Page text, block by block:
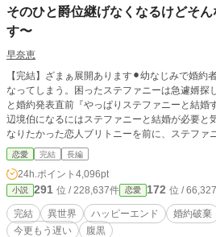
そのひと爵位継げなくなるけどそ
す〜
早奈恵
【完結】ざまぁ展開あります⚫︎幼なじみで婚約
なってしまう。困ったステファニーは急遽婿探
と婚約発表直前『やっぱりステファニーと結婚
辺境伯になるにはステファニーと結婚が必要と
なりたかった恋人ブリトニーを前に、ステファ
と共に対抗する。⚫︎デニスの恋人ブリトニーが
ンスをくれと縋り出す。⚫︎そしてデニスとブラ
ことに……。
恋愛 完結 長編
24h.ポイント 4,096pt
小説 291 位 / 228,637件 恋愛 172 位 /
完結 異世界 ハッピーエンド 婚約破棄
今更もう遅い
腹黒